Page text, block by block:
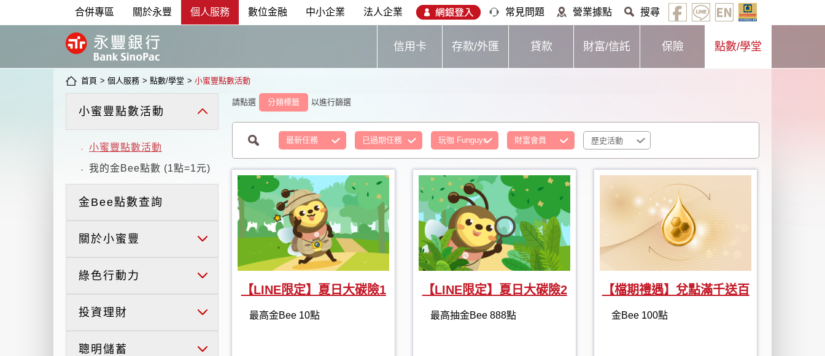
合併專區 關於永豐 個人服務 數位金融 中小企業 法人企業 常見問題 營業據點 搜尋
信用卡 存款/外匯 貸款 財富/信託 保險 點數/學堂
首頁 > 個人服務 > 點數/學堂 > 小蜜豐點數活動
小蜜豐點數活動
- 小蜜豐點數活動
- 我的金Bee點數 (1點=1元)
金Bee點數查詢
關於小蜜豐
綠色行動力
投資理財
聰明儲蓄
請點選 分類標籤 以進行篩選
最新任務 已過期任務 玩咖 Funguys 財富會員 歷史活動
【LINE限定】夏日大碳險1
最高金Bee 10點
【LINE限定】夏日大碳險2
最高抽金Bee 888點
【檔期禮遇】兌點滿千送百
金Bee 100點